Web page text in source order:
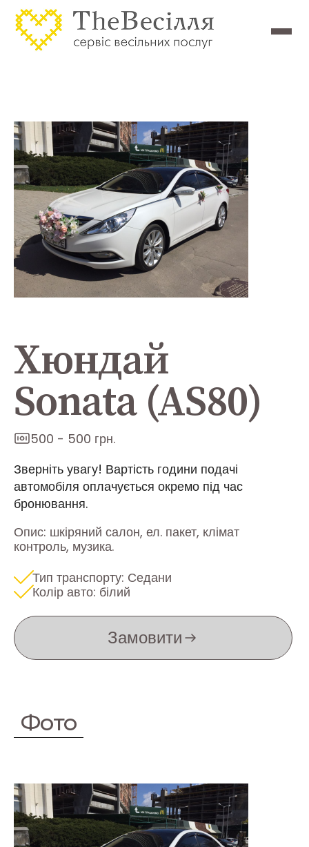
Хюндай
Sonata (AS80)
500 - 500 грн.
Зверніть увагу! Вартість години подачі
автомобіля оплачується окремо під час
бронювання.
Опис: шкіряний салон, ел. пакет, клімат
контроль, музика.
Тип транспорту: Седани
Колір авто: білий
Замовити
Фото